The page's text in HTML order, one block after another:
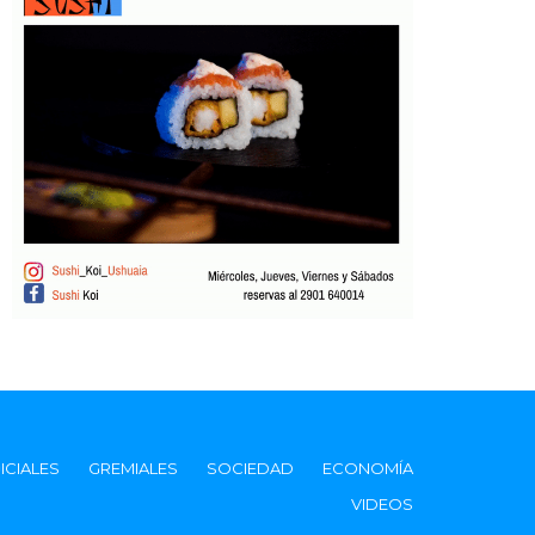
GREMIALES SOCIEDAD
ECONOMÍA
VIDEOS